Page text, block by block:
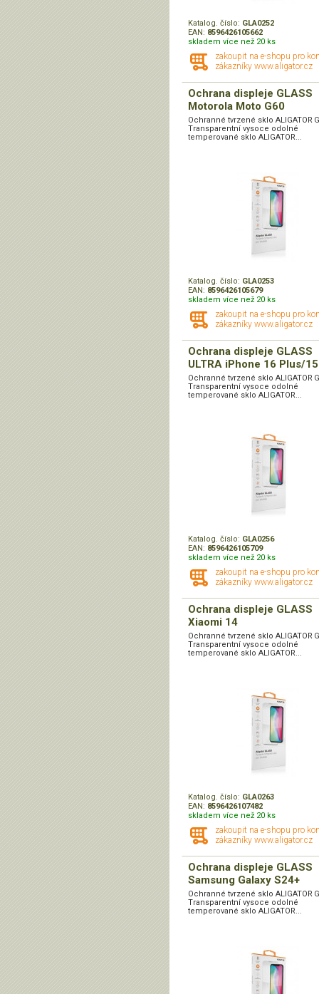
Katalog. číslo: GLA0252
EAN: 8596426105662
skladem více než 20 ks
zakoupit na e-shopu pro
zákazníky www.aligator.cz
Ochrana displeje GLASS
Motorola Moto G60
Ochranné tvrzené sklo ALIGATOR
Transparentní vysoce odolné
temperované sklo ALIGATOR...
Katalog. číslo: GLA0253
EAN: 8596426105679
skladem více než 20 ks
zakoupit na e-shopu pro
zákazníky www.aligator.cz
Ochrana displeje GLASS
ULTRA iPhone 16 Plus/
Ochranné tvrzené sklo ALIGATOR
Transparentní vysoce odolné
temperované sklo ALIGATOR...
Katalog. číslo: GLA0256
EAN: 8596426105709
skladem více než 20 ks
zakoupit na e-shopu pro
zákazníky www.aligator.cz
Ochrana displeje GLASS
Xiaomi 14
Ochranné tvrzené sklo ALIGATOR
Transparentní vysoce odolné
temperované sklo ALIGATOR...
Katalog. číslo: GLA0263
EAN: 8596426107482
skladem více než 20 ks
zakoupit na e-shopu pro
zákazníky www.aligator.cz
Ochrana displeje GLASS
Samsung Galaxy S24+
Ochranné tvrzené sklo ALIGATOR
Transparentní vysoce odolné
temperované sklo ALIGATOR...